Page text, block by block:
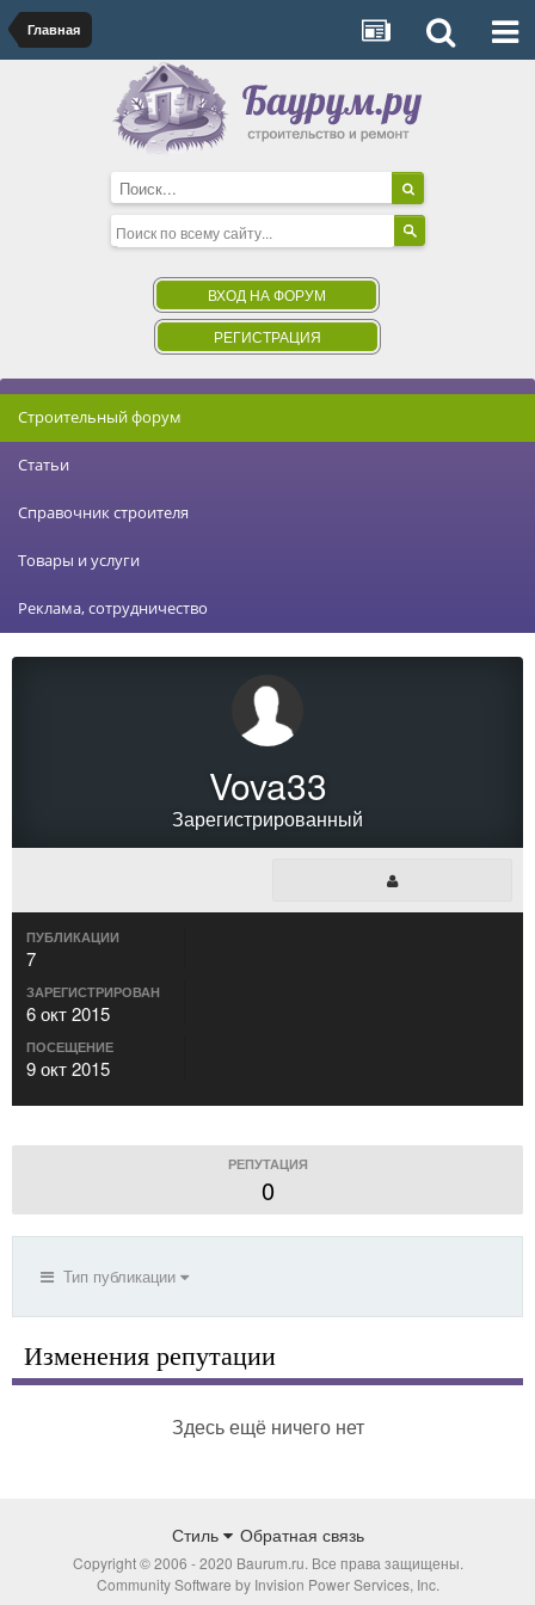
Главная
ВХОД НА ФОРУМ
РЕГИСТРАЦИЯ
Строительный форум
Статьи
Справочник строителя
Товары и услуги
Реклама, сотрудничество
Vova33
Зарегистрированный
ПУБЛИКАЦИИ
7
ЗАРЕГИСТРИРОВАН
6 окт 2015
ПОСЕЩЕНИЕ
9 окт 2015
РЕПУТАЦИЯ
0
Тип публикации
Изменения репутации
Здесь ещё ничего нет
Стиль Обратная связь
Copyright © 2006 - 2020 Baurum.ru. Все права защищены.
Community Software by Invision Power Services, Inc.